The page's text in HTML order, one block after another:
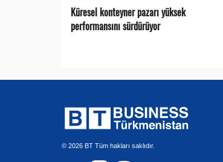
Küresel konteyner pazarı yüksek
performansını sürdürüyor
© 2026 BT Tüm hakları saklıdır.